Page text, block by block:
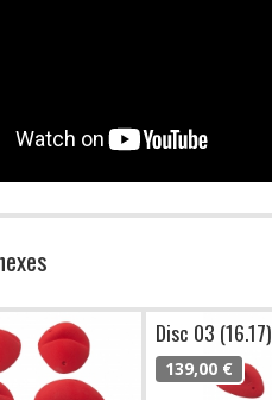
Disc 03 (16.17)
139,00 €